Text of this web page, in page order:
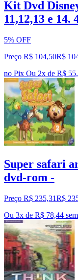
Kit Dvd
11,12,13 e 14.
5% OFF
Preço R$ 104,50R$
no Pix Ou 2x de R$
Super safari
dvd-rom -
Preço R$ 235,31R$
Ou 3x de R$ 78,44